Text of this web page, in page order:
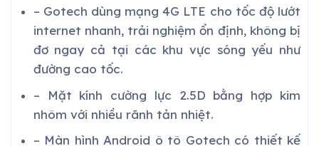
– Gotech dùng mạng 4G LTE cho tốc độ lướt
internet nhanh, trải nghiệm ổn định, không bị
đơ ngay cả tại các khu vực sóng yếu như
đường cao tốc.
– Mặt kính cường lực 2.5D bằng hợp kim
nhôm với nhiều rãnh tản nhiệt.
– Màn hình Android ô tô Gotech có thiết kế